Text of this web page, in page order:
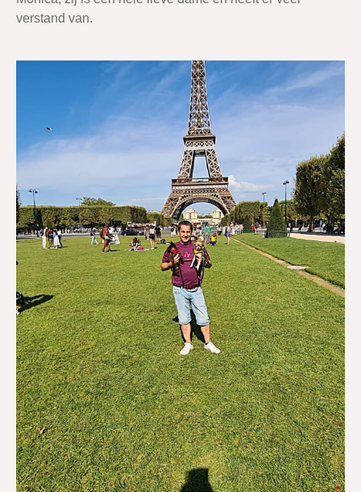
verstand van.